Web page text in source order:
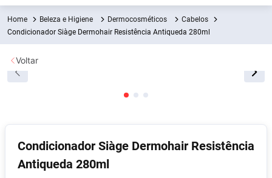
Beleza e Higiene Dermocosméticos
Cabelos
Condicionador Siàge Dermohair Resistência Antiqueda 280ml
Condicionador Siàge Dermohair Resistência
Antiqueda 280ml
Voltar
1º Fralda
7º Desodorante
8º Absorvente